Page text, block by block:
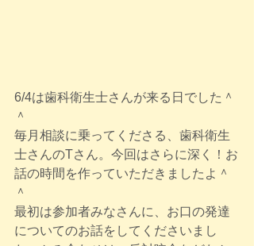
6/4は歯科衛生士さんが来る日でした＾
＾
毎月相談に乗ってくださる、歯科衛生
士さんのTさん。今回はさらに深く！お
話の時間を作っていただきましたよ＾
＾
最初は参加者みなさんに、お口の発達
についてのお話をしてくださいまし